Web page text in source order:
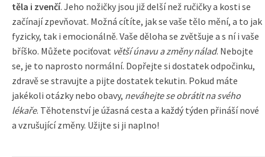
těla i zvenčí. Jeho nožičky jsou již delší než ručičky a kosti se
začínají zpevňovat. Možná cítíte, jak se vaše tělo mění, a to jak
fyzicky, tak i emocionálně. Vaše děloha se zvětšuje a s ní i vaše
bříško. Můžete pociťovat větší únavu a změny nálad. Nebojte
se, je to naprosto normální. Dopřejte si dostatek odpočinku,
zdravě se stravujte a pijte dostatek tekutin. Pokud máte
jakékoli otázky nebo obavy, neváhejte se obrátit na svého
lékaře. Těhotenství je úžasná cesta a každý týden přináší nové
a vzrušující změny. Užijte si ji naplno!